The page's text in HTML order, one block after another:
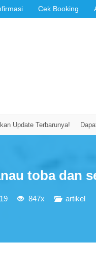
Cek Booking
Terbarunya! Dapatkan
toba dan
847x artikel